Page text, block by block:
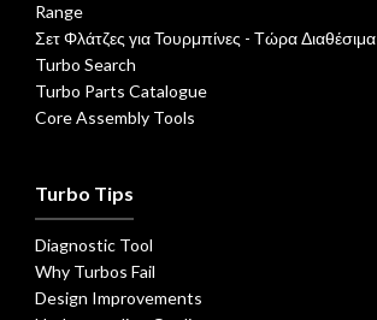
Range
Σετ Φλάτζες για Τουρμπίνες - Τώρα Διαθέσιμα
Turbo Search
Turbo Parts Catalogue
Core Assembly Tools
Turbo Tips
Diagnostic Tool
Why Turbos Fail
Design Improvements